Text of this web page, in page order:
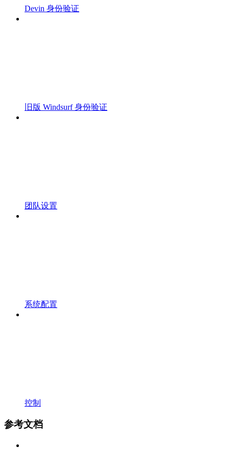
Devin 身份验证
旧版 Windsurf 身份验证
团队设置
系统配置
控制
参考文档